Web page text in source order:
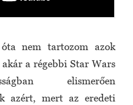
óta nem tartozom azok
a régebbi Star Wars
elismerően
azért, mert az eredeti